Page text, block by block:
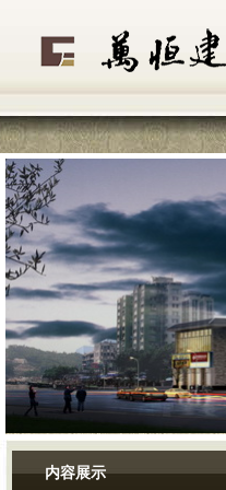
内容展示